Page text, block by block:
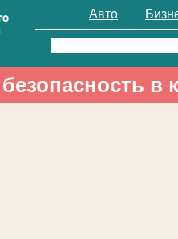
Авто
Найти:
в